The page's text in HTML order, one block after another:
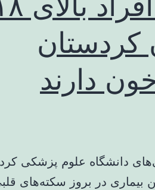
کردستان
دارند
دانشگاه علوم پزشکی
در بروز سکته‌های